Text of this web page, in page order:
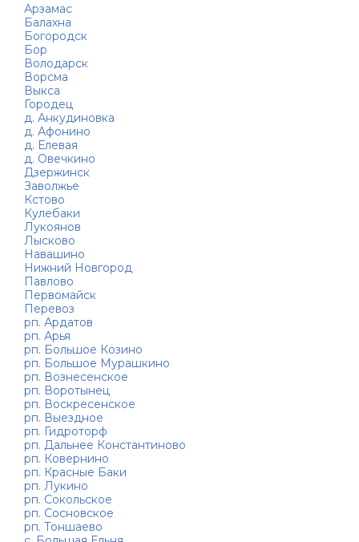
Арзамас
Балахна
Богородск
Бор
Володарск
Ворсма
Выкса
Городец
д. Анкудиновка
д. Афонино
д. Елевая
д. Овечкино
Дзержинск
Заволжье
Кстово
Кулебаки
Лукоянов
Лысково
Навашино
Нижний Новгород
Павлово
Первомайск
Перевоз
рп. Ардатов
рп. Арья
рп. Большое Козино
рп. Большое Мурашкино
рп. Вознесенское
рп. Воротынец
рп. Воскресенское
рп. Выездное
рп. Гидроторф
рп. Дальнее Константиново
рп. Ковернино
рп. Красные Баки
рп. Лукино
рп. Сокольское
рп. Сосновское
рп. Тоншаево